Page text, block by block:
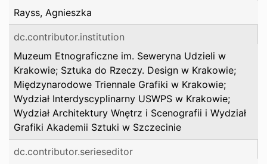
Rayss, Agnieszka
dc.contributor.institution
Muzeum Etnograficzne im. Seweryna Udzieli w
Krakowie; Sztuka do Rzeczy. Design w Krakowie;
Międzynarodowe Triennale Grafiki w Krakowie;
Wydział Interdyscyplinarny USWPS w Krakowie;
Wydział Architektury Wnętrz i Scenografii i Wydział
Grafiki Akademii Sztuki w Szczecinie
dc.contributor.serieseditor